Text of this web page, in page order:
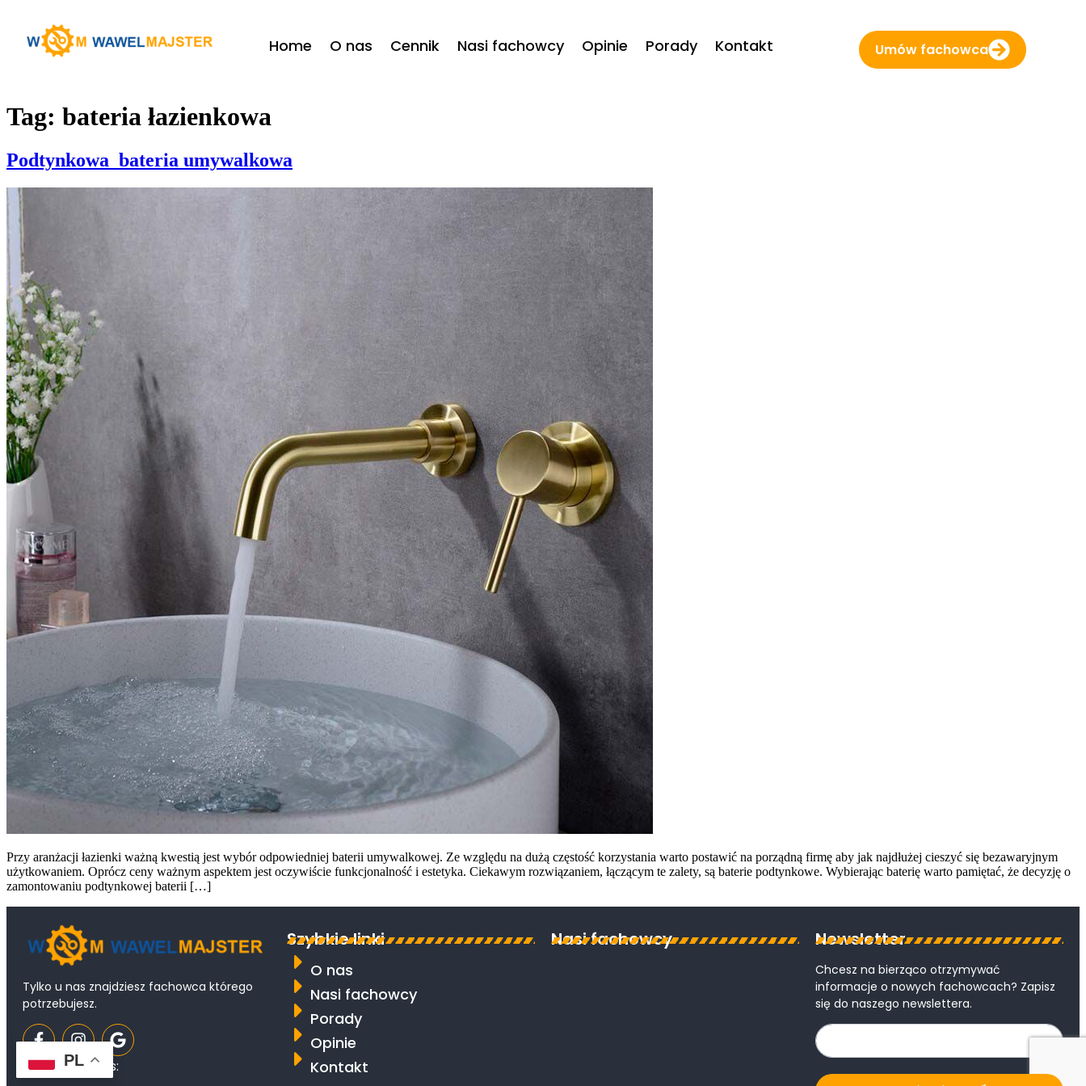
Home O nas Cennik Nasi fachowcy Opinie Porady Kontakt Umów fachowca
Tag: bateria łazienkowa
Podtynkowa bateria umywalkowa
Przy aranżacji łazienki ważną kwestią jest wybór odpowiedniej baterii umywalkowej. Ze względu na dużą częstość korzystania warto postawić na porządną firmę aby jak najdłużej cieszyć się bezawaryjnym
użytkowaniem. Oprócz ceny ważnym aspektem jest oczywiście funkcjonalność i estetyka. Ciekawym rozwiązaniem, łączącym te zalety, są baterie podtynkowe. Wybierając baterię warto pamiętać, że decyzję o
zamontowaniu podtynkowej baterii […]
Tylko u nas znajdziesz fachowca którego
potrzebujesz.
Odwiedziło nas:
Szybkie linki
O nas
Nasi fachowcy
Porady
Opinie
Kontakt
Nasi fachowcy Newsletter
Chcesz na bierząco otrzymywać
informacje o nowych fachowcach? Zapisz
się do naszego newslettera.
PL